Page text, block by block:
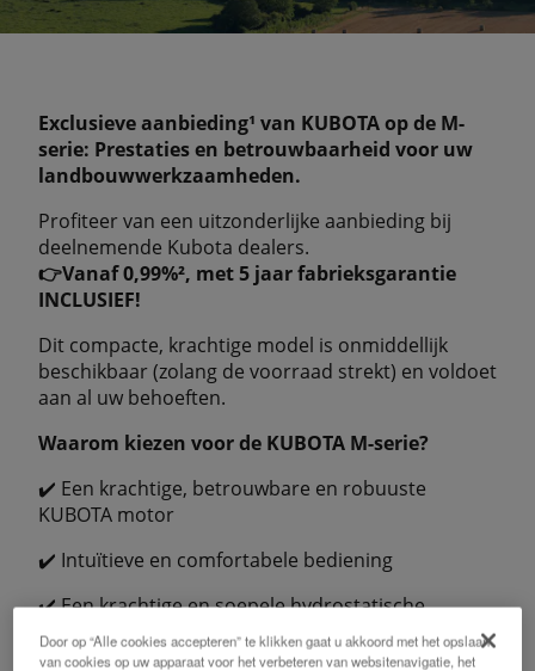
Exclusieve aanbieding¹ van KUBOTA op de M-
serie: Prestaties en betrouwbaarheid voor uw
landbouwwerkzaamheden.
Profiteer van een uitzonderlijke aanbieding bij
deelnemende Kubota dealers.
👉Vanaf 0,99%², met 5 jaar fabrieksgarantie
INCLUSIEF!
Dit compacte, krachtige model is onmiddellijk
beschikbaar (zolang de voorraad strekt) en voldoet
aan al uw behoeften.
Waarom kiezen voor de KUBOTA M-serie?
✔️ Een krachtige, betrouwbare en robuuste
KUBOTA motor
✔️ Intuïtieve en comfortabele bediening
✔️ Een krachtige en soepele hydrostatische
transmissie
Door op “Alle cookies accepteren” te klikken gaat u akkoord met het opslaan
van cookies op uw apparaat voor het verbeteren van websitenavigatie, het